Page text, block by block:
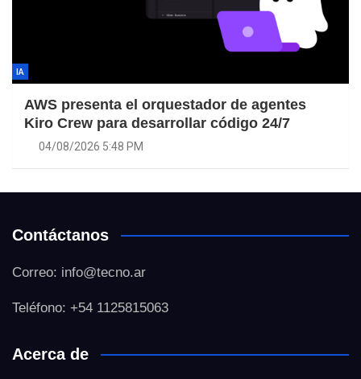
IA
AWS presenta el orquestador de agentes
Kiro Crew para desarrollar código 24/7
04/08/2026 5:48 PM
Contáctanos
Correo: info@tecno.ar
Teléfono: +54 1125815063
Acerca de